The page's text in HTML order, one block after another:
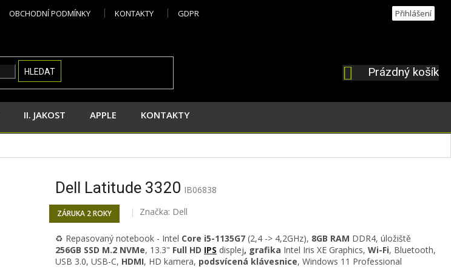
OBCHODNÍ PODMÍNKY KONTAKTY GDPR Přihlášení
HLEDAT
NÁKUPNÍ
Prázdný košík
II. JAKOST APPLE KONTAKTY
Dell Latitude 3320 IB06838
ZÁRUKA 2 ROKY Značka: Dell
♻️ Repasovaný notebook - Intel Core i5-1135G7 (2,4 -> 4,2GHz), 8GB RAM DDR4, úložiště
256GB SSD M.2 NVMe, 13.3" Full HD IPS displej, grafika Intel Iris XE Graphics, Wi-Fi, Bluetooth,
USB 3.0, USB-C, HDMI, HD kamera, podsvícená klávesnice, Windows 11 Professional